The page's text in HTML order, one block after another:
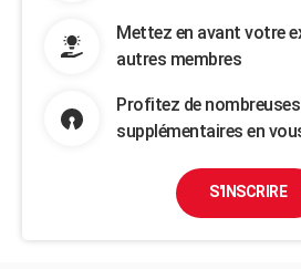
Mettez en avant votre
autres membres
Profitez de
supplémentaires en
S'INSCRIRE